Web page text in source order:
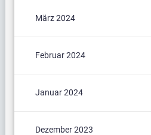
März 2024
Februar 2024
Januar 2024
Dezember 2023